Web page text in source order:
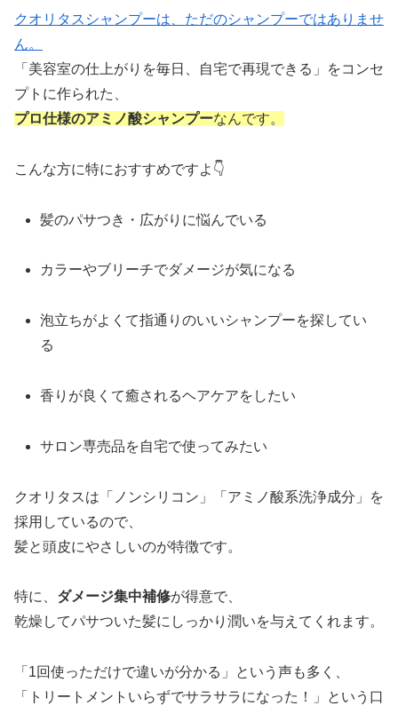
クオリタスシャンプーは、ただのシャンプーではありませ
ん。
「美容室の仕上がりを毎日、自宅で再現できる」をコンセ
プトに作られた、
プロ仕様のアミノ酸シャンプーなんです。
こんな方に特におすすめですよ👇
髪のパサつき・広がりに悩んでいる
カラーやブリーチでダメージが気になる
泡立ちがよくて指通りのいいシャンプーを探してい
る
香りが良くて癒されるヘアケアをしたい
サロン専売品を自宅で使ってみたい
クオリタスは「ノンシリコン」「アミノ酸系洗浄成分」を
採用しているので、
髪と頭皮にやさしいのが特徴です。
特に、 ダメージ集中補修が得意で、
乾燥してパサついた髪にしっかり潤いを与えてくれます。
「1回使っただけで違いが分かる」という声も多く、
「トリートメントいらずでサラサラになった！」という口